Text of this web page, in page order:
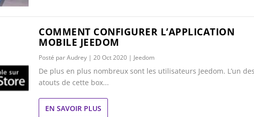
COMMENT CONFIGURER L’APPLICATION
MOBILE JEEDOM
Posté parAudrey |20 Oct 2020 | Jeedom
De plus en plus nombreux sont les utilisateurs Jeedom. L’un des
atouts de cette box...
EN SAVOIR PLUS